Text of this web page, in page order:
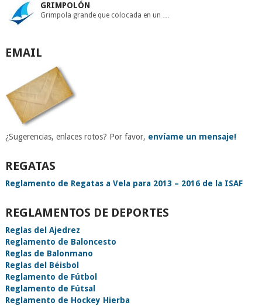
GRIMPOLÓN
Grimpola grande que colocada en un …
EMAIL
¿Sugerencias, enlaces rotos? Por favor, envíame un mensaje!
REGATAS
Reglamento de Regatas a Vela para 2013 – 2016 de la ISAF
REGLAMENTOS DE DEPORTES
Reglas del Ajedrez
Reglamento de Baloncesto
Reglas de Balonmano
Reglas del Béisbol
Reglamento de Fútbol
Reglamento de Fútsal
Reglamento de Hockey Hierba